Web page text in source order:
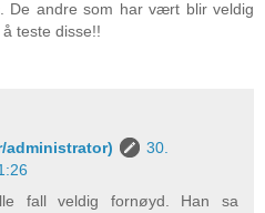
De andre som har vært blir veldig
teste disse!!
administrator)
30.
fall veldig fornøyd. Han sa